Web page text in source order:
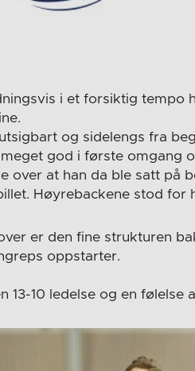
i et forsiktig tempo
og sidelengs fra
god i første omgang
over at han da ble satt på
Høyrebackene stod for
er den fine strukturen
oppstarter.
13-10 ledelse og en følelse